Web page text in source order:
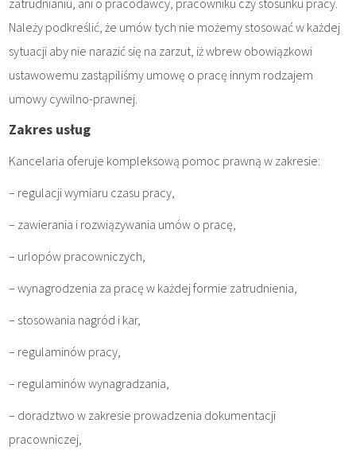
zatrudnianiu, ani o pracodawcy, pracowniku czy stosunku pracy.
Należy podkreślić, że umów tych nie możemy stosować w każdej
sytuacji aby nie narazić się na zarzut, iż wbrew obowiązkowi
ustawowemu zastąpiliśmy umowę o pracę innym rodzajem
umowy cywilno-prawnej.
Zakres usług
Kancelaria oferuje kompleksową pomoc prawną w zakresie:
– regulacji wymiaru czasu pracy,
– zawierania i rozwiązywania umów o pracę,
– urlopów pracowniczych,
– wynagrodzenia za pracę w każdej formie zatrudnienia,
– stosowania nagród i kar,
– regulaminów pracy,
– regulaminów wynagradzania,
– doradztwo w zakresie prowadzenia dokumentacji
pracowniczej,